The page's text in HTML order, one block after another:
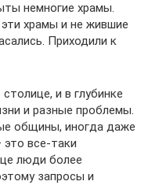
немногие храмы.
храмы и не жившие
Приходили к
и в глубинке
и разные проблемы.
общины, иногда даже
все-таки
люди более
запросы и